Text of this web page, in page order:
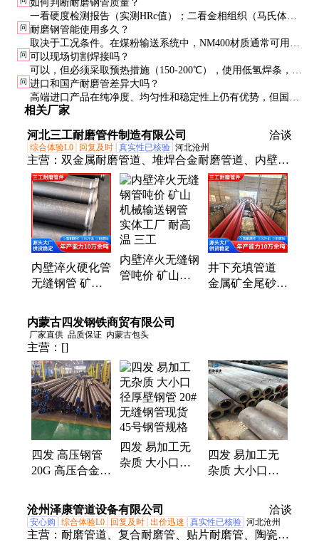
厚但结合强度较低，适合纯磨损环境。成本方面堆焊管通常低
10-20%。
如何判断耐磨钢管质量？
一看硬度检测报告（实测HRc值）；二看金相组织（马氏体占
比应＞90%）；三看冲击韧性（-20℃ Akv≥24J）；最后看厂家
实际应用案例。
问 耐磨钢管能使用多久？
取决于工况条件。在煤粉输送系统中，NM400材质通常可用3-
5年；矿浆输送环境约2-3年；极端磨损工况可能1年就需要更
换关键部位。
问 可以现场切割焊接吗？
可以，但必须采取预热措施（150-200℃），使用低氢焊条，
焊后缓冷。未经热处理的焊接接头区域硬度会下降，成为耐磨
薄弱点。
问 进口和国产耐磨管差异大吗？
高端进口产品在纯净度、均匀性和稳定性上仍有优势，但国产
第一梯队产品已能满足大部分工况需求，性价比更高。关键设
备建议用进口，一般场合国产足够。
相关厂家
河北三工耐磨管件制造有限公司 洽谈
综合体验L0 回复及时 真实性已核验 河北沧州
主营： 双金属耐磨管道、堆焊合金耐磨管道、内壁淬
火耐磨管道、内壁淬火硬化耐磨管道、陶瓷复合耐磨
管道、矿山充填管道管件、尾矿回填管道管件、抽沙
排泥疏浚管道
内壁淬火硬化管
无缝钢管 矿石
厂 耐高低温
内壁淬火无缝钢
管吨价 矿山机
三工
井下充填管道
金属矿全尾砂膏
内蒙古四发钢铁商贸有限公司
厂家直供 品质保证 内蒙古包头
主营： []
四发 高压钢管
20G 高压合金管
钢管15crmog承
压强切割
四发 易加工无
杂质 大小口径
号钢管规格
四发 易加工无
杂质 大小口径
缝钢管现货 45
号钢管规格
沧州泽康管道设备有限公司 洽谈
安心购 综合体验L0 回复及时 出价迅速 真实性已核验 河北沧州
主营： 耐磨管道、复合耐磨管、贴片耐磨管、陶瓷耐